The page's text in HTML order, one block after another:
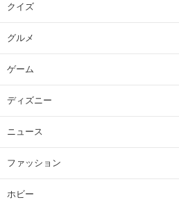
クイズ
グルメ
ゲーム
ディズニー
ニュース
ファッション
ホビー